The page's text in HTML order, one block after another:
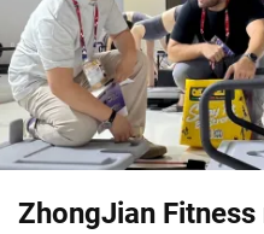
ZhongJian Fitness